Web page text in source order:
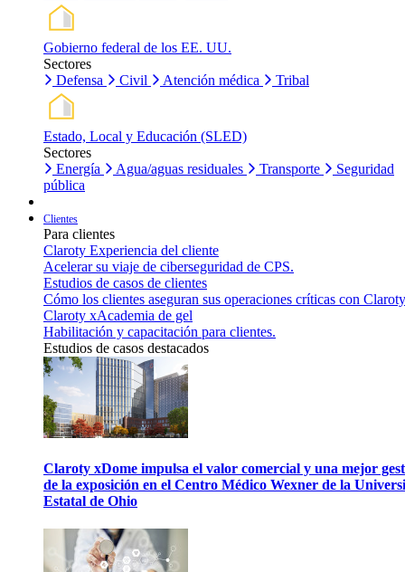
Gobierno federal de los EE. UU.
Sectores
Defensa
Civil Atención médica Tribal
Estado, Local y Educación (SLED)
Sectores
Energía
Agua/aguas residuales Transporte
Seguridad
pública
Clientes
Para clientes
Claroty Experiencia del cliente
Acelerar su viaje de ciberseguridad de CPS.
Estudios de casos de clientes
Cómo los clientes aseguran sus operaciones críticas con
Claroty xAcademia de gel
Habilitación y capacitación para clientes.
Estudios de casos destacados
Claroty xDome impulsa el valor comercial y una mejor
de la exposición en el Centro Médico Wexner de la
Estatal de Ohio